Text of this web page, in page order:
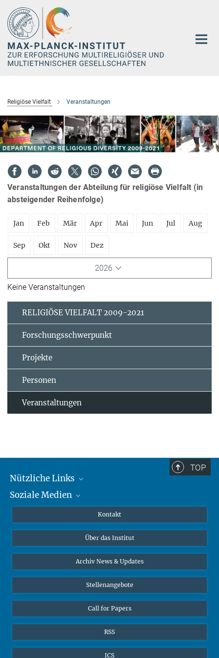
Hauptinhalt
Religiöse Vielfalt Veranstaltungen
Veranstaltungen der Abteilung für religiöse Vielfalt (in
absteigender Reihenfolge)
Jan Feb Mär Apr Mai Jun Jul Aug
Sep Okt Nov Dez
2026
Keine Veranstaltungen
RELIGIÖSE VIELFALT 2009-2021
Forschungsschwerpunkt
Projekte
Personen
Veranstaltungen
TOP
Nützliche Links
MMG Alumni Corner
Online-Vorträge
Interviews zum Thema "Diversity"
Soziale Medien
Bluesky
Kontakt
Über das Institut
Archiv News & Updates
Stellenangebote
Call for Papers
RSS
ICS